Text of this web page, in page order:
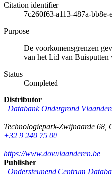
Citation identifier
7c260f63-a113-487a-bb8e-
Purpose
De voorkomensgrenzen
van het Lid van Buisputten
Status
Completed
Distributor
Databank Ondergrond
Technologiepark-Zwijnaarde 68
+32 9 240 75 00
https://www.dov.vlaanderen.be
Publisher
Ondersteunend Centrum